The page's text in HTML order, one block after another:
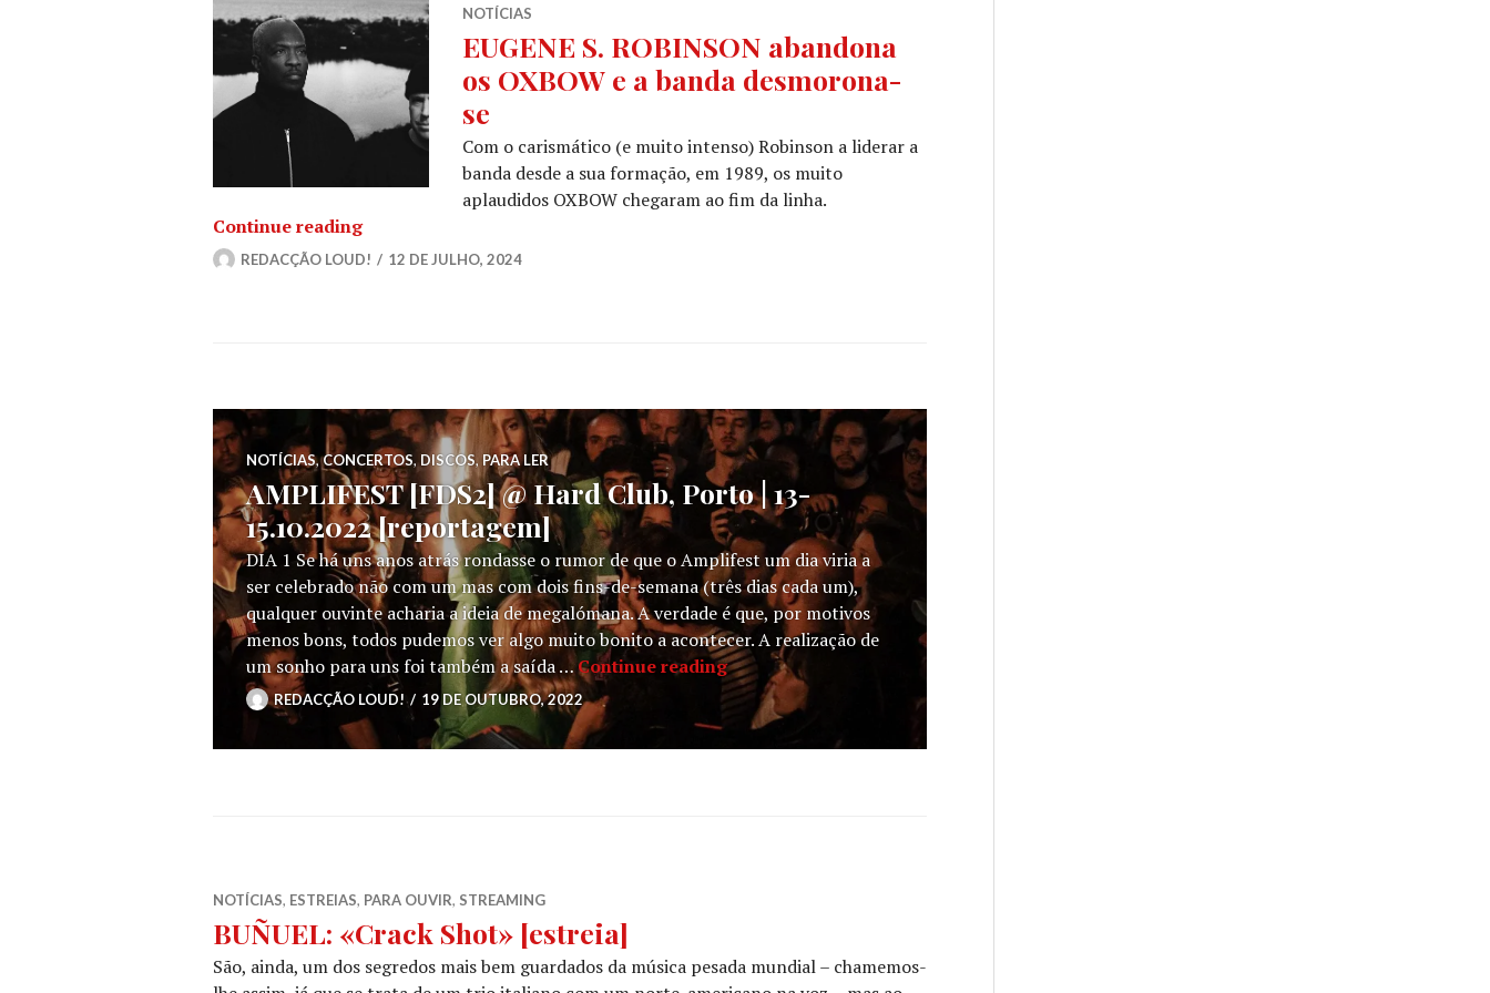
NOTÍCIAS
EUGENE S. ROBINSON abandona
os OXBOW e a banda desmorona-
se
Com o carismático (e muito intenso) Robinson a liderar a
banda desde a sua formação, em 1989, os muito
aplaudidos OXBOW chegaram ao fim da linha.
Continue readingEUGENE S. ROBINSON abandona os OXBOW e a banda desmorona-se
REDACÇÃO LOUD! 12 DE JULHO, 2024
NOTÍCIAS,CONCERTOS, DISCOS, PARA LER
AMPLIFEST [FDS2] @ Hard Club, Porto | 13-
15.10.2022 [reportagem]
DIA 1 Se há uns anos atrás rondasse o rumor de que o Amplifest um dia viria a
ser celebrado não com um mas com dois fins-de-semana (três dias cada um),
qualquer ouvinte acharia a ideia de megalómana. A verdade é que, por motivos
menos bons, todos pudemos ver algo muito bonito a acontecer. A realização de
um sonho para uns foi também a saída …Continue readingAMPLIFEST [FDS2] @ Hard Club, Porto | 13-15.10.2022 [reportagem]
REDACÇÃO LOUD! 19 DE OUTUBRO, 2022
NOTÍCIAS, ESTREIAS, PARA OUVIR, STREAMING
BUÑUEL: «Crack Shot» [estreia]
São, ainda, um dos segredos mais bem guardados da música pesada mundial – chamemos-